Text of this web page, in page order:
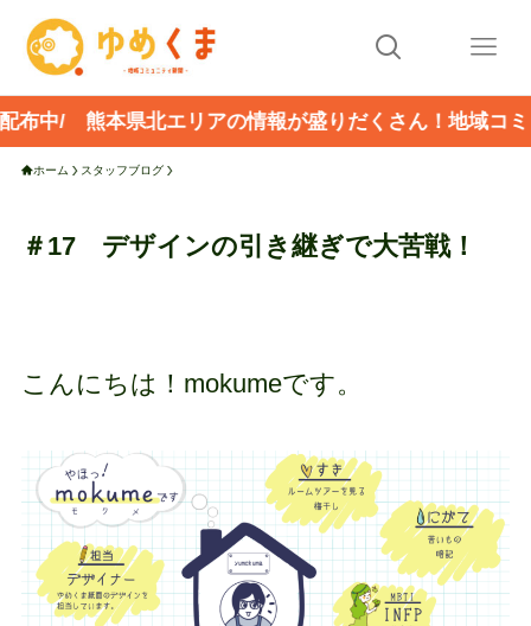
県北エリアの情報が盛りだくさん！地域コミュニテ
ホーム スタッフブログ
＃17 デザインの引き継ぎで大苦戦！
こんにちは！mokumeです。